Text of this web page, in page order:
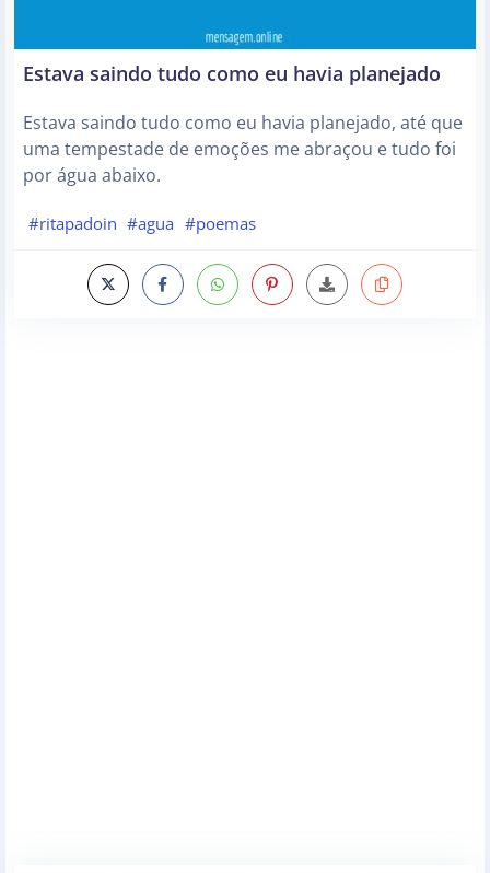
Estava saindo tudo como eu havia planejado
Estava saindo tudo como eu havia planejado, até que
uma tempestade de emoções me abraçou e tudo foi
por água abaixo.
#ritapadoin #agua #poemas